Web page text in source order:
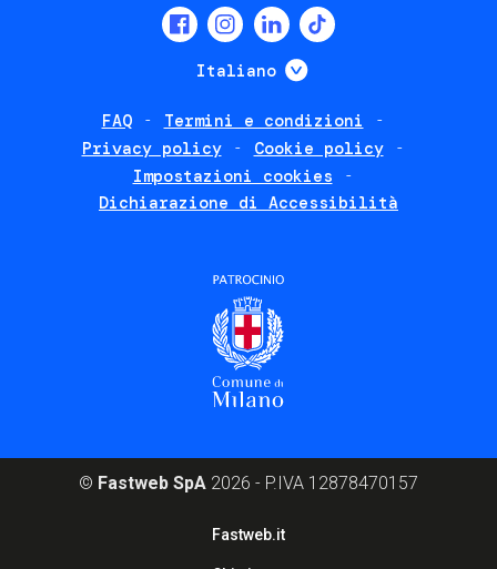
Italiano Mostra ulteriori
FAQ
Termini e condizioni
Privacy policy
Cookie policy
Impostazioni cookies
Dichiarazione di Accessibilità
© Fastweb SpA 2026 - P.IVA 12878470157
Fastweb.it